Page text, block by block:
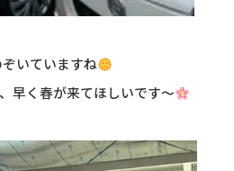
いていますね
早く春が来てほしいです～